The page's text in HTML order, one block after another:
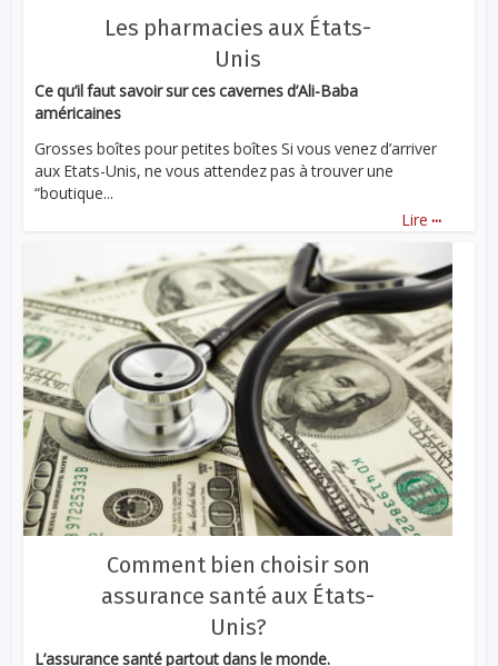
Les pharmacies aux États-
Unis
Ce qu’il faut savoir sur ces cavernes d’Ali-Baba
américaines
Grosses boîtes pour petites boîtes Si vous venez d’arriver
aux Etats-Unis, ne vous attendez pas à trouver une
“boutique...
Lire ...
Comment bien choisir son
assurance santé aux États-
Unis?
L’assurance santé partout dans le monde.